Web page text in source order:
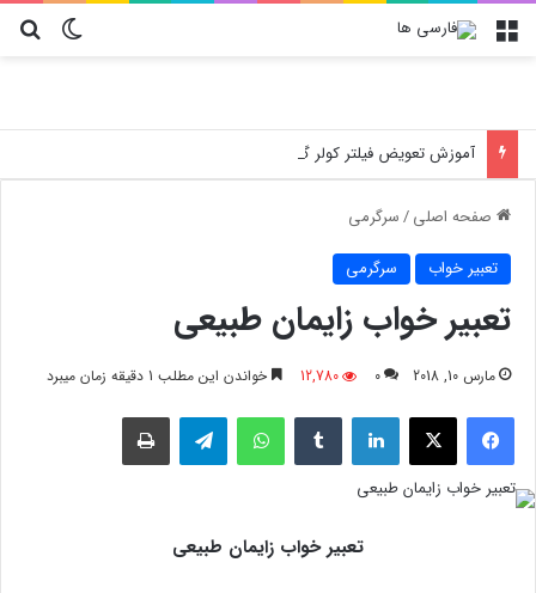
تغییر منو
آموزش تعویض فیلتر کولر گازی جنرال مکس
صفحه اصلی/سرگرمی
تعبیر خواب سرگرمی
تعبیر خواب زایمان طبیعی
مارس 10, 2018 0
12,780 خواندن این مطلب 1 دقیقه زمان میبرد
فیسبوک لینکدین واتس آپ
تعبیر خواب زایمان طبیعی